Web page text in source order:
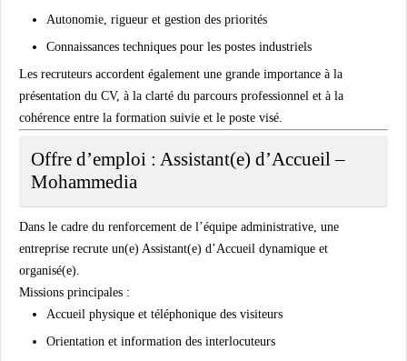
Autonomie, rigueur et gestion des priorités
Connaissances techniques pour les postes industriels
Les recruteurs accordent également une grande importance à la
présentation du CV, à la clarté du parcours professionnel et à la
cohérence entre la formation suivie et le poste visé.
Offre d’emploi : Assistant(e) d’Accueil –
Mohammedia
Dans le cadre du renforcement de l’équipe administrative, une
entreprise recrute un(e) Assistant(e) d’Accueil dynamique et
organisé(e).
Missions principales :
Accueil physique et téléphonique des visiteurs
Orientation et information des interlocuteurs